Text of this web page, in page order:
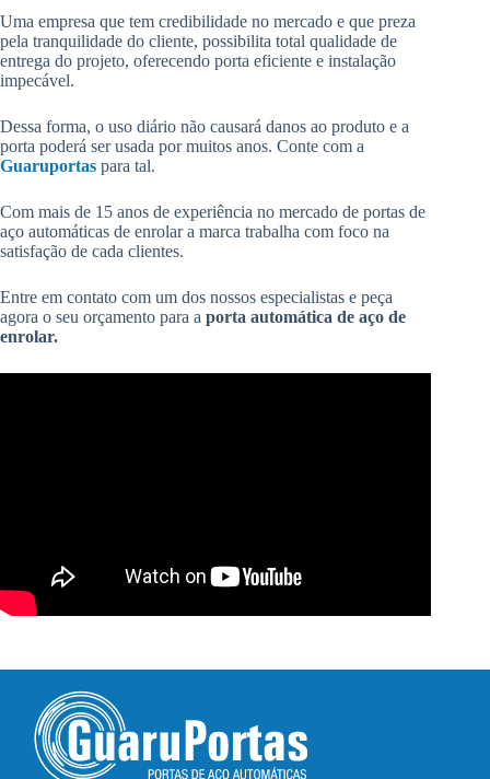
Uma empresa que tem credibilidade no mercado e que preza
pela tranquilidade do cliente, possibilita total qualidade de
entrega do projeto, oferecendo porta eficiente e instalação
impecável.
Dessa forma, o uso diário não causará danos ao produto e a
porta poderá ser usada por muitos anos. Conte com a
Guaruportas para tal.
Com mais de 15 anos de experiência no mercado de portas de
aço automáticas de enrolar a marca trabalha com foco na
satisfação de cada clientes.
Entre em contato com um dos nossos especialistas e peça
agora o seu orçamento para a porta automática de aço de
enrolar.